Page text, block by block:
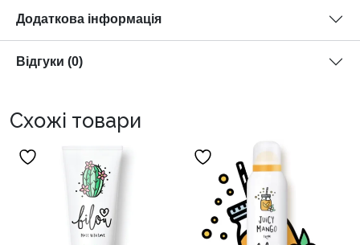
Додаткова інформація
Відгуки (0)
Схожі товари